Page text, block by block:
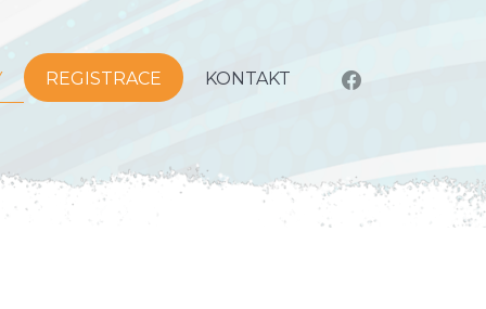
REGISTRACE KONTAKT